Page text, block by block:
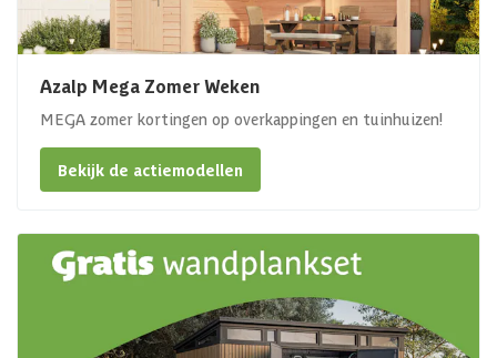
Azalp Mega Zomer Weken
MEGA zomer kortingen op overkappingen en tuinhuizen!
Bekijk de actiemodellen